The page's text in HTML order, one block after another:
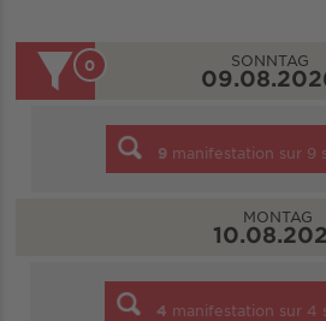
0 SONNTAG
9 manifestation sur 9
MONTAG
4 manifestation sur 4